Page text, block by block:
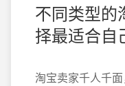
不同类型的
择最适合自
淘宝卖家千人千